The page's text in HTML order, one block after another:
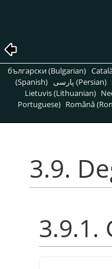
български (Bulgarian)
(Spanish)
پارسی (Persian)
Lietuvis (Lithuanian)
Portuguese) Română
3.9.
3.9.1.